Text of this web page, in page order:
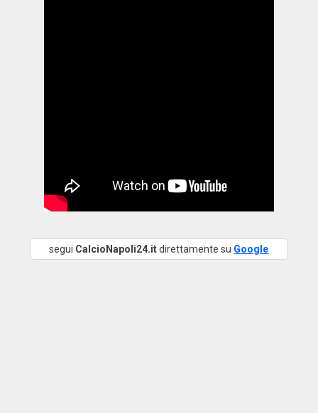
segui CalcioNapoli24.itdirettamente su Google